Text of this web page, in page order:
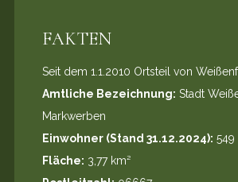
FAKTEN
Seit dem 1.1.2010 Ortsteil von
Amtliche Bezeichnung: Stadt
Markwerben
Einwohner (Stand 31.12.2024): 549
Fläche: 3,77 km²